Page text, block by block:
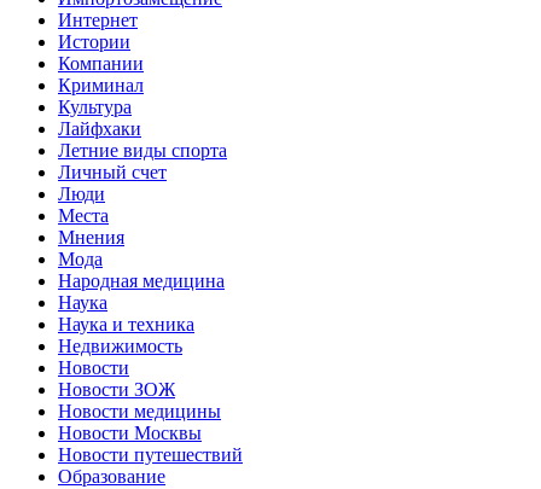
Интернет
Истории
Компании
Криминал
Культура
Лайфхаки
Летние виды спорта
Личный счет
Люди
Места
Мнения
Мода
Народная медицина
Наука
Наука и техника
Недвижимость
Новости
Новости ЗОЖ
Новости медицины
Новости Москвы
Новости путешествий
Образование